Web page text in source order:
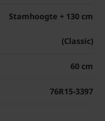
Stamhoogte + 130 cm
(Classic)
60 cm
76R15-3397